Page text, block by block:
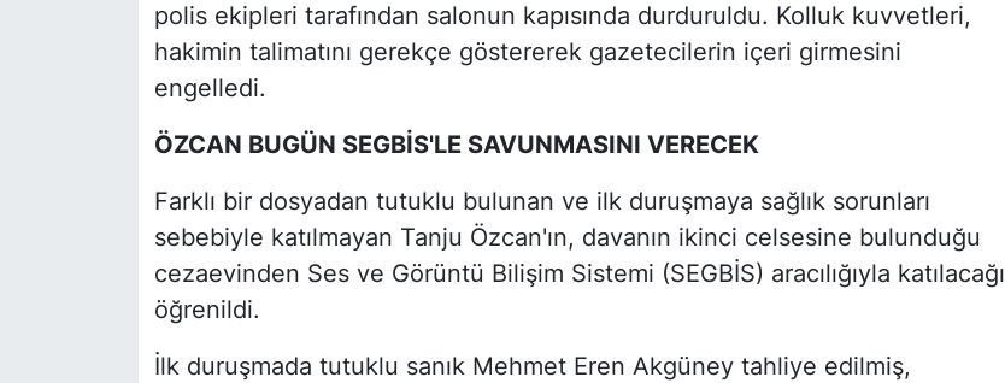
polis ekipleri tarafından salonun kapısında durduruldu. Kolluk kuvvetleri,
hakimin talimatını gerekçe göstererek gazetecilerin içeri girmesini
engelledi.
ÖZCAN BUGÜN SEGBİS'LE SAVUNMASINI VERECEK
Farklı bir dosyadan tutuklu bulunan ve ilk duruşmaya sağlık sorunları
sebebiyle katılmayan Tanju Özcan'ın, davanın ikinci celsesine bulunduğu
cezaevinden Ses ve Görüntü Bilişim Sistemi (SEGBİS) aracılığıyla katılacağı
öğrenildi.
İlk duruşmada tutuklu sanık Mehmet Eren Akgüney tahliye edilmiş,